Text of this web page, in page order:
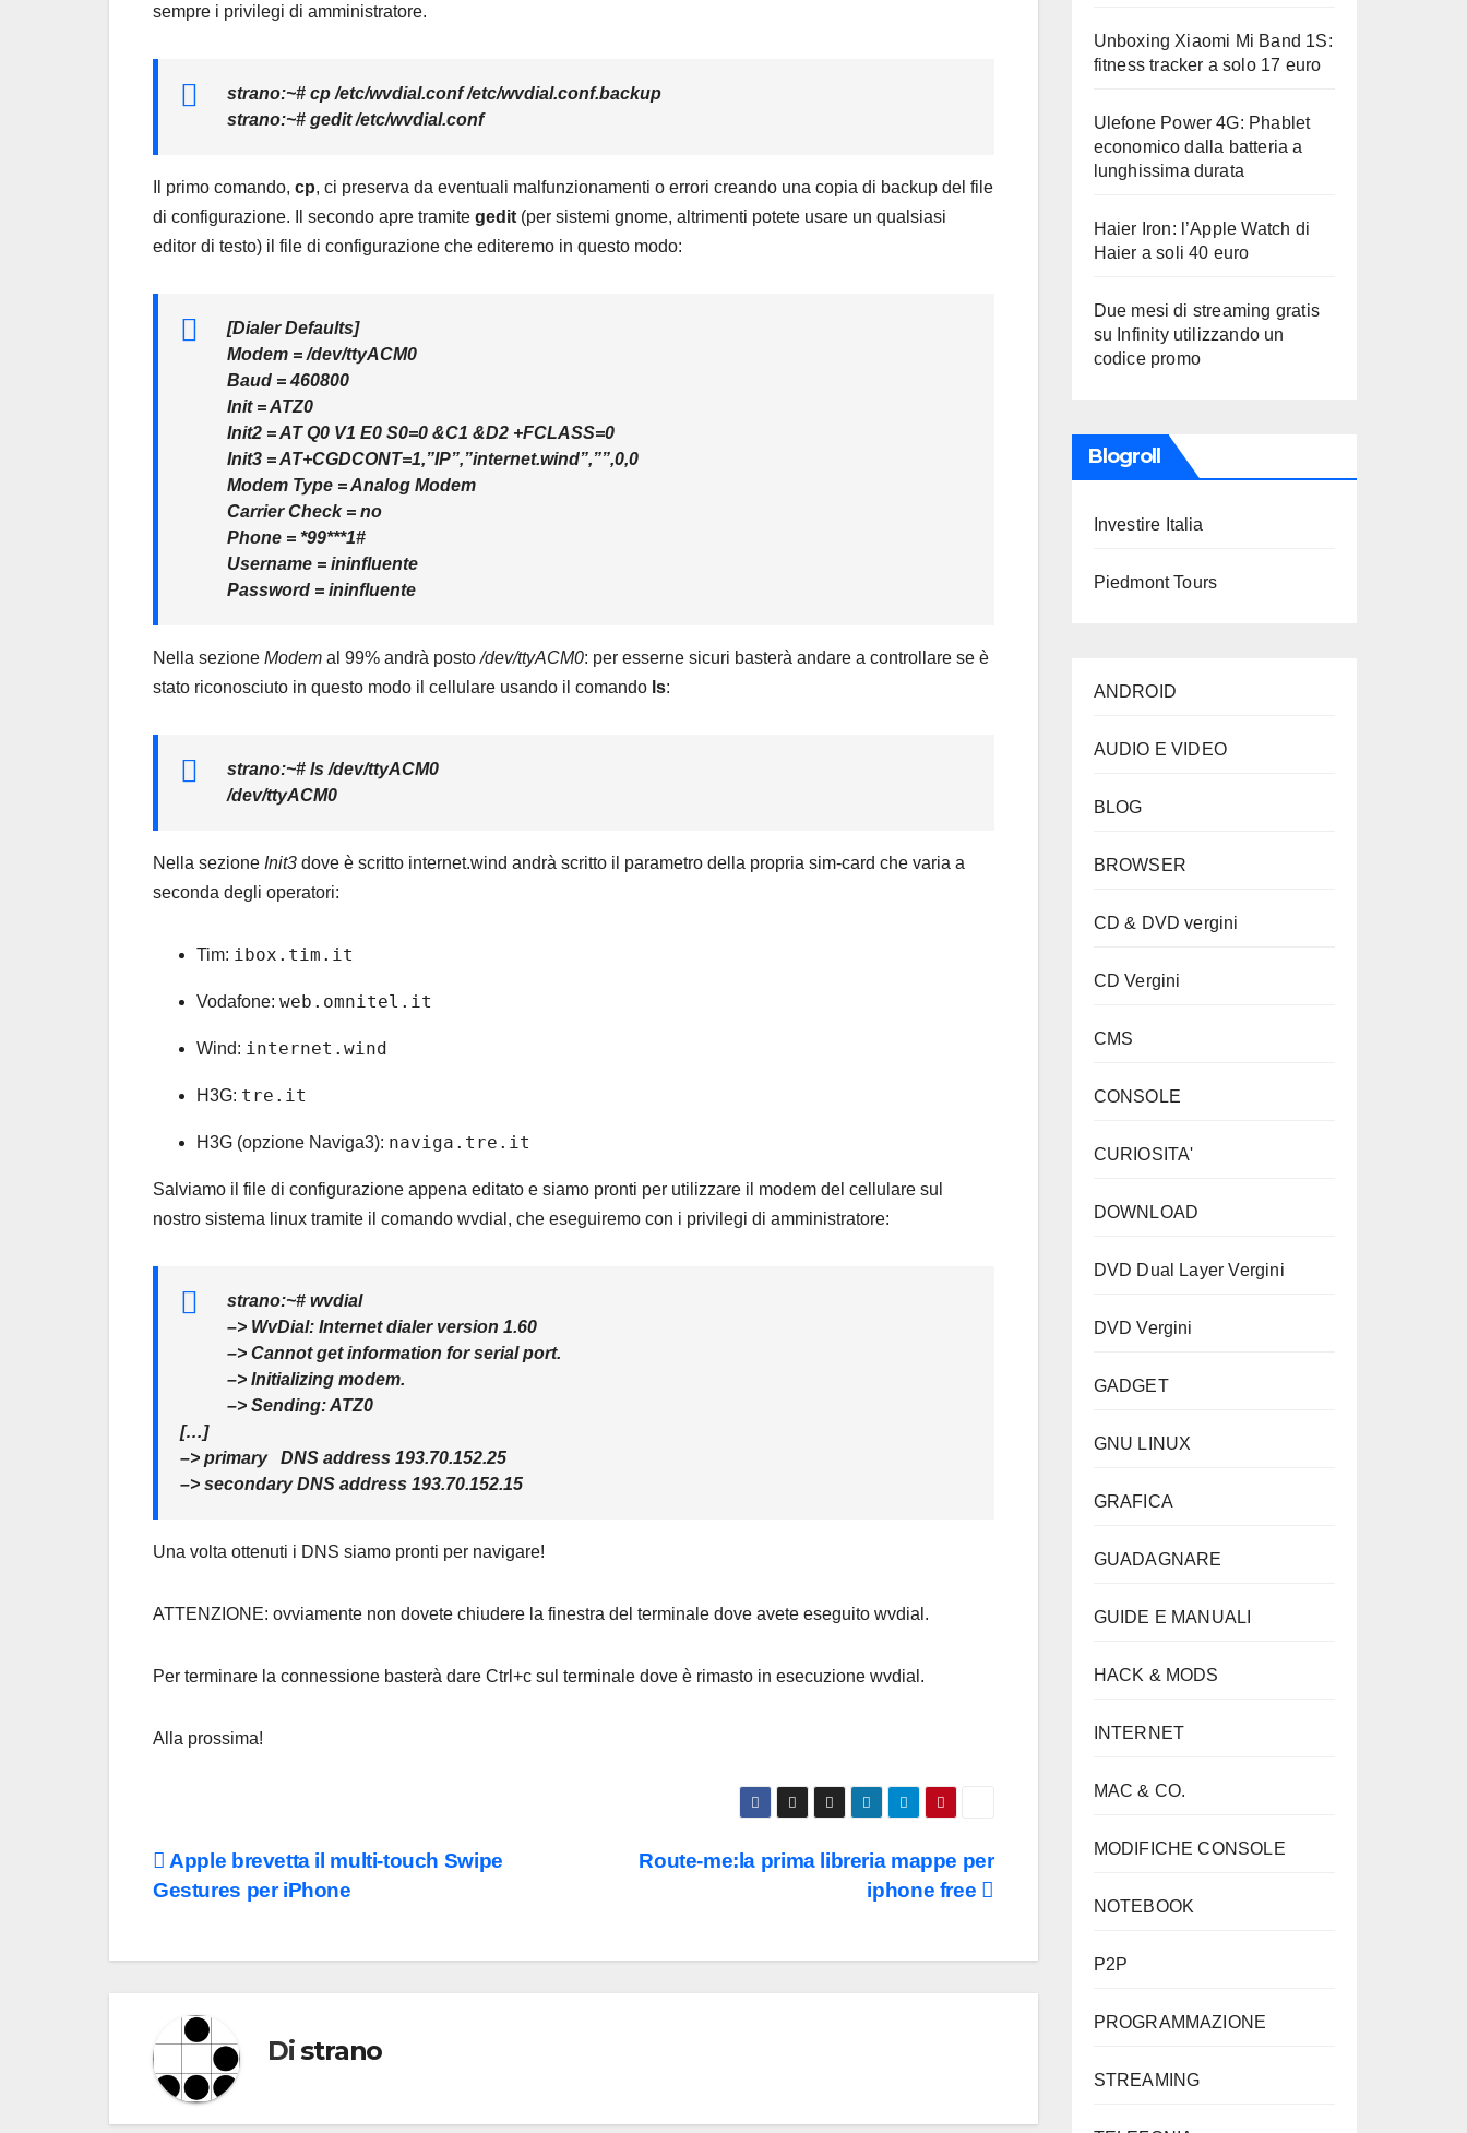
sempre i privilegi di amministratore.
strano:~# cp /etc/wvdial.conf /etc/wvdial.conf.backup
strano:~# gedit /etc/wvdial.conf
Il primo comando, cp, ci preserva da eventuali malfunzionamenti o errori creando una copia di backup del file
di configurazione. Il secondo apre tramite gedit (per sistemi gnome, altrimenti potete usare un qualsiasi
editor di testo) il file di configurazione che editeremo in questo modo:
[Dialer Defaults]
Modem = /dev/ttyACM0
Baud = 460800
Init = ATZ0
Init2 = AT Q0 V1 E0 S0=0 &C1 &D2 +FCLASS=0
Init3 = AT+CGDCONT=1,”IP”,”internet.wind”,””,0,0
Modem Type = Analog Modem
Carrier Check = no
Phone = *99***1#
Username = ininfluente
Password = ininfluente
Nella sezione Modem al 99% andrà posto/dev/ttyACM0: per esserne sicuri basterà andare a controllare se è
stato riconosciuto in questo modo il cellulare usando il comando ls:
strano:~# ls /dev/ttyACM0
/dev/ttyACM0
Nella sezione Init3 dove è scritto internet.wind andrà scritto il parametro della propria sim-card che varia a
seconda degli operatori:
Tim: ibox.tim.it
Vodafone: web.omnitel.it
Wind: internet.wind
H3G: tre.it
H3G (opzione Naviga3): naviga.tre.it
Salviamo il file di configurazione appena editato e siamo pronti per utilizzare il modem del cellulare sul
nostro sistema linux tramite il comando wvdial, che eseguiremo con i privilegi di amministratore:
strano:~# wvdial
–> WvDial: Internet dialer version 1.60
–> Cannot get information for serial port.
–> Initializing modem.
–> Sending: ATZ0
[…]
–> primary DNS address 193.70.152.25
–> secondary DNS address 193.70.152.15
Una volta ottenuti i DNS siamo pronti per navigare!
ATTENZIONE: ovviamente non dovete chiudere la finestra del terminale dove avete eseguito wvdial.
Per terminare la connessione basterà dare Ctrl+c sul terminale dove è rimasto in esecuzione wvdial.
Alla prossima!
Navigazione
articoli
Route-me:la prima libreria mappe per
iphone free
Apple brevetta il multi-touch Swipe
Gestures per iPhone
Distrano
Unboxing Xiaomi Mi Band 1S:
fitness tracker a solo 17 euro
Ulefone Power 4G: Phablet
economico dalla batteria a
lunghissima durata
Haier Iron: l’Apple Watch di
Haier a soli 40 euro
Due mesi di streaming gratis
su Infinity utilizzando un
codice promo
Blogroll
Investire Italia
Piedmont Tours
ANDROID
AUDIO E VIDEO
BLOG
BROWSER
CD & DVD vergini
CD Vergini
CMS
CONSOLE
CURIOSITA'
DOWNLOAD
DVD Dual Layer Vergini
DVD Vergini
GADGET
GNU LINUX
GRAFICA
GUADAGNARE
GUIDE E MANUALI
HACK & MODS
INTERNET
MAC & CO.
MODIFICHE CONSOLE
NOTEBOOK
P2P
PROGRAMMAZIONE
STREAMING